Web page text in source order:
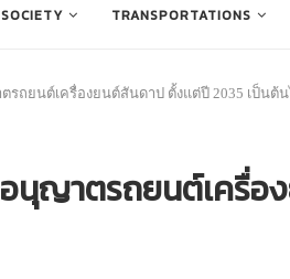
TRANSPORTATIONS
ถยนต์เครื่องยนต์สันดาป ตั้งแต่ปี 2035 เป็นต้
อนุญาตรถยนต์เครื่อ